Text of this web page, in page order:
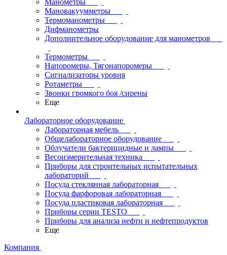
Манометры
Мановакуумметры
Термоманометры
Дифманометры
Дополнительное оборудование для манометров
Термометры
Напоромеры, Тягонапоромеры
Сигнализаторы уровня
Ротаметры
Звонки громкого боя /сирены
Еще
Лабораторное оборудование
Лабораторная мебель
Общелабораторное оборудование
Облучатели бактерицидные и лампы
Весоизмерительная техника
Приборы для строительных испытательных
лабораторий
Посуда стеклянная лабораторная
Посуда фарфоровая лабораторная
Посуда пластиковая лабораторная
Приборы серии TESTO
Приборы для анализа нефти и нефтепродуктов
Еще
Компания